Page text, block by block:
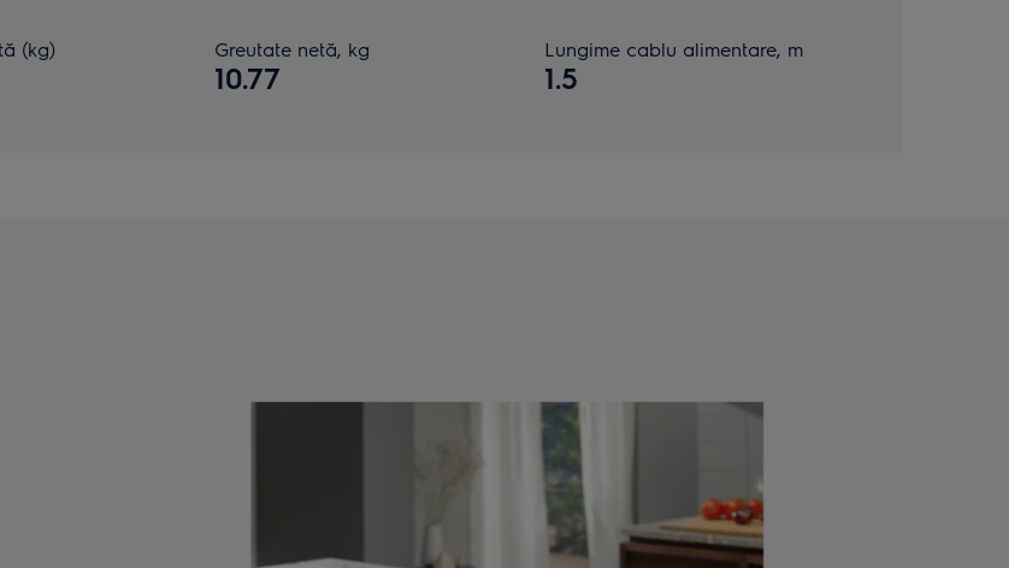
(kg) Greutate netă, kg
10.77
Lungime cablu alimentare, m
1.5